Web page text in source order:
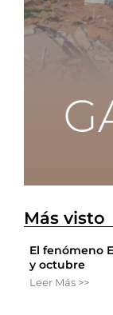
Más visto
El fenómeno
y octubre
Leer Más >>